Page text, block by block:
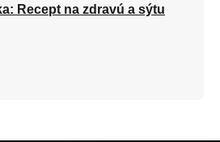
Recept na zdravú a sýtu